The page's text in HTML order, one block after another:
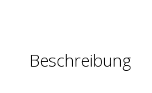
Beschreibung